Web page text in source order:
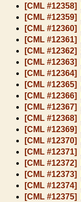
[CML #12358]
[CML #12359]
[CML #12360]
[CML #12361]
[CML #12362]
[CML #12363]
[CML #12364]
[CML #12365]
[CML #12366]
[CML #12367]
[CML #12368]
[CML #12369]
[CML #12370]
[CML #12371]
[CML #12372]
[CML #12373]
[CML #12374]
[CML #12375]